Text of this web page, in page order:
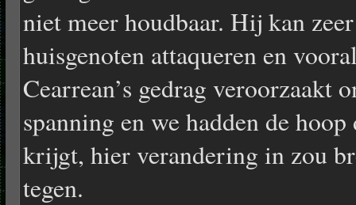
niet meer houdbaar. Hij kan
huisgenoten attaqueren en
Cearrean’s gedrag veroorzaakt
spanning en we hadden de
krijgt, hier verandering in zou
tegen.